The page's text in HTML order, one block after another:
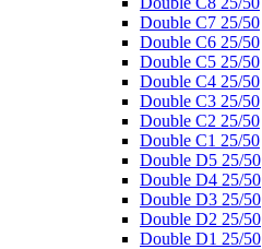
Double C7 25/50
Double C6 25/50
Double C5 25/50
Double C4 25/50
Double C3 25/50
Double C2 25/50
Double C1 25/50
Double D5 25/50
Double D4 25/50
Double D3 25/50
Double D2 25/50
Double D1 25/50